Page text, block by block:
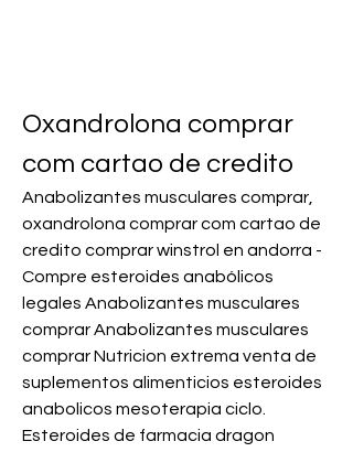
Oxandrolona comprar
com cartao de credito
Anabolizantes musculares comprar,
oxandrolona comprar com cartao de
credito comprar winstrol en andorra -
Compre esteroides anabólicos
legales Anabolizantes musculares
comprar Anabolizantes musculares
comprar Nutricion extrema venta de
suplementos alimenticios esteroides
anabolicos mesoterapia ciclo.
Esteroides de farmacia dragon